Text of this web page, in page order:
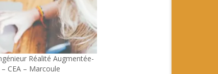
Réalité Augmentée-
CEA – Marcoule